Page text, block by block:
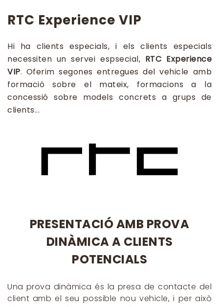
RTC Experience VIP
Hi ha clients especials, i els clients especials
necessiten un servei espsecial, RTC Experience
VIP. Oferim segones entregues del vehicle amb
formació sobre el mateix, formacions a la
concessió sobre models concrets a grups de
clients...
PRESENTACIÓ AMB PROVA
DINÀMICA A CLIENTS
POTENCIALS
Una prova dinàmica és la presa de contacte del
client amb el seu possible nou vehicle, i per això